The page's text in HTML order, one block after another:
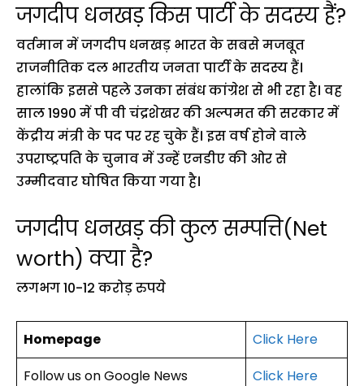
जगदीप धनखड़ किस पार्टी के सदस्य हैं?
वर्तमान में जगदीप धनखड़ भारत के सबसे मजबूत
राजनीतिक दल भारतीय जनता पार्टी के सदस्य हैं।
हालांकि इससे पहले उनका संबंध कांग्रेश से भी रहा है। वह
साल 1990 में पी वी चंद्रशेखर की अल्पमत की सरकार में
केंद्रीय मंत्री के पद पर रह चुके हैं। इस वर्ष होने वाले
उपराष्ट्रपति के चुनाव में उन्हें एनडीए की ओर से
उम्मीदवार घोषित किया गया है।
जगदीप धनखड़ की कुल सम्पत्ति(Net
worth) क्या है?
लगभग 10-12 करोड़ रुपये
Homepage
Click Here
Follow us on Google News
Click Here